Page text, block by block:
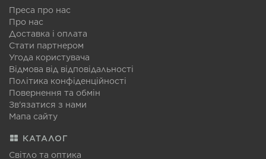
Преса про нас
Про нас
Доставка і оплата
Стати партнером
Угода користувача
Відмова від відповідальності
Політика конфіденційності
Повернення та обмін
Зв'язатися з нами
Мапа сайту
КАТАЛОГ
Світло та оптика